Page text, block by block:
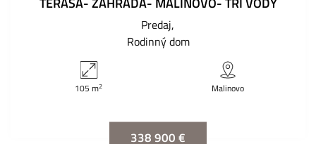
Predaj
Rodinný dom
105 m2 Malinovo
338 900 €